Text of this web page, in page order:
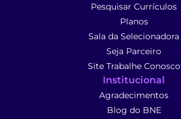
Pesquisar Currículos
Planos
Sala da Selecionadora
Seja Parceiro
Site Trabalhe Conosco
Institucional
Agradecimentos
Blog do BNE